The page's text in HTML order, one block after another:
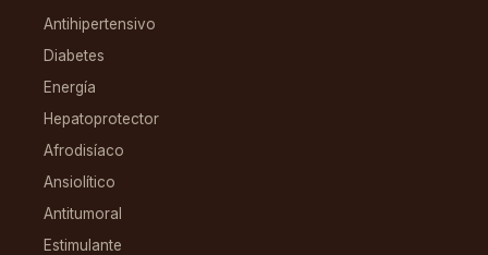
Antihipertensivo
Diabetes
Energía
Hepatoprotector
Afrodisíaco
Ansiolítico
Antitumoral
Estimulante